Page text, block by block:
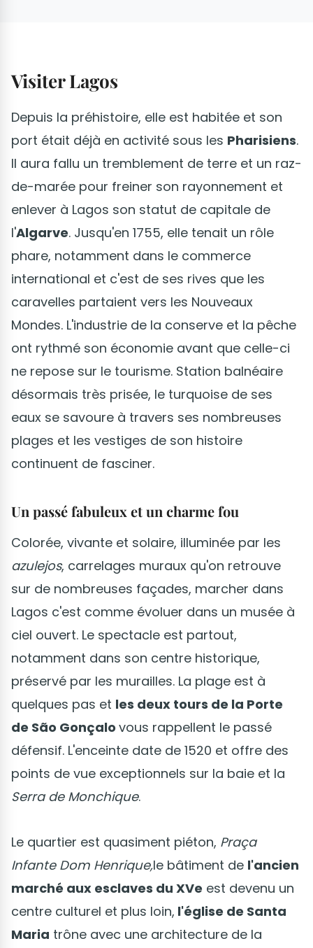
Visiter Lagos
Depuis la préhistoire, elle est habitée et son
port était déjà en activité sous les Pharisiens.
Il aura fallu un tremblement de terre et un raz-
de-marée pour freiner son rayonnement et
enlever à Lagos son statut de capitale de
l'Algarve. Jusqu'en 1755, elle tenait un rôle
phare, notamment dans le commerce
international et c'est de ses rives que les
caravelles partaient vers les Nouveaux
Mondes. L'industrie de la conserve et la pêche
ont rythmé son économie avant que celle-ci
ne repose sur le tourisme. Station balnéaire
désormais très prisée, le turquoise de ses
eaux se savoure à travers ses nombreuses
plages et les vestiges de son histoire
continuent de fasciner.
Un passé fabuleux et un charme fou
Colorée, vivante et solaire, illuminée par les
azulejos, carrelages muraux qu'on retrouve
sur de nombreuses façades, marcher dans
Lagos c'est comme évoluer dans un musée à
ciel ouvert. Le spectacle est partout,
notamment dans son centre historique,
préservé par les murailles. La plage est à
quelques pas et les deux tours de la Porte
de São Gonçalo vous rappellent le passé
défensif. L'enceinte date de 1520 et offre des
points de vue exceptionnels sur la baie et la
Serra de Monchique.
Le quartier est quasiment piéton, Praça
Infante Dom Henrique,le bâtiment de l'ancien
marché aux esclaves du XVe est devenu un
centre culturel et plus loin, l'église de Santa
Maria trône avec une architecture de la